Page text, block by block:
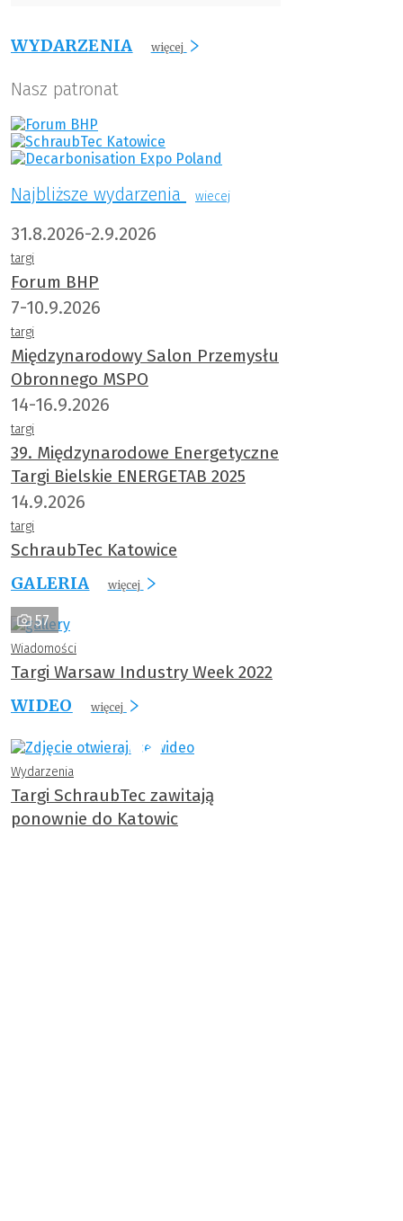
WYDARZENIA więcej
Nasz patronat
Najbliższe wydarzenia wiecej
31.8.2026-2.9.2026
targi
Forum BHP
7-10.9.2026
targi
Międzynarodowy Salon Przemysłu
Obronnego MSPO
14-16.9.2026
targi
39. Międzynarodowe Energetyczne
Targi Bielskie ENERGETAB 2025
14.9.2026
targi
SchraubTec Katowice
GALERIA
więcej
57
Wiadomości
Targi Warsaw Industry Week 2022
WIDEO
więcej
Wydarzenia
Targi SchraubTec zawitają
ponownie do Katowic